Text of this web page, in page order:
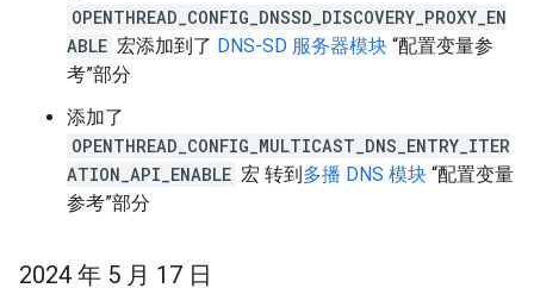
OPENTHREAD_CONFIG_DNSSD_DISCOVERY_PROXY_EN
ABLE 宏添加到了 DNS-SD 服务器模块 “配置变量参
考”部分
添加了
OPENTHREAD_CONFIG_MULTICAST_DNS_ENTRY_ITER
ATION_API_ENABLE 宏 转到多播 DNS 模块 “配置变量
参考”部分
2024 年 5 月 17 日